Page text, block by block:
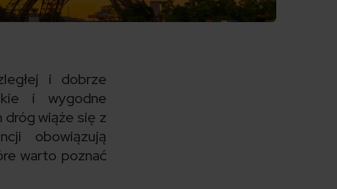
i dobrze
i wygodne
wiąże się z
obowiązują
warto poznać